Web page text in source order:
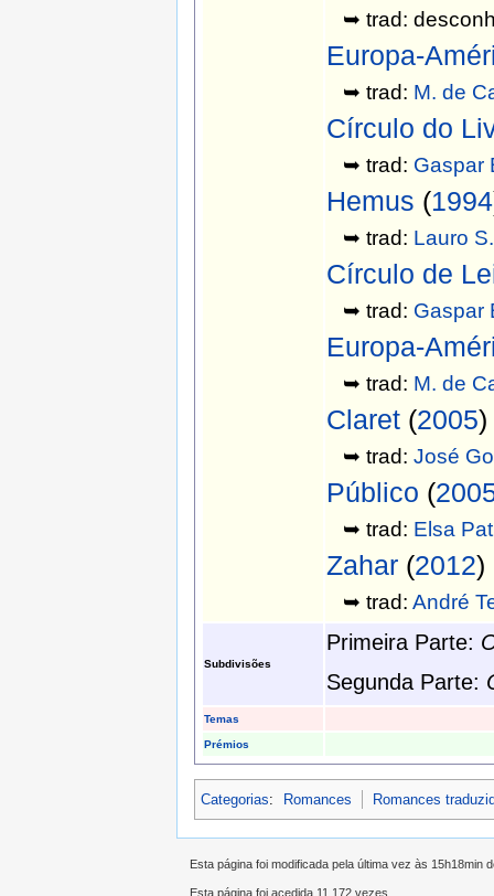
➥ trad:
Europa-
➥ trad: M. de
Círculo do
➥ trad: Gaspar
Hemus (1994
➥ trad: Lauro
Círculo de
➥ trad: Gaspar
Europa-
➥ trad: M. de
Claret (2005)
➥ trad: José
Público (
➥ trad: Elsa
Zahar (2012)
➥ trad: André
Subdivisões
Primeira Parte:
Segunda Parte:
Temas
Prémios
Categorias: Romances Romances
Esta página foi modificada pela última vez às 15h18min
Esta página foi acedida 11 172 vezes.